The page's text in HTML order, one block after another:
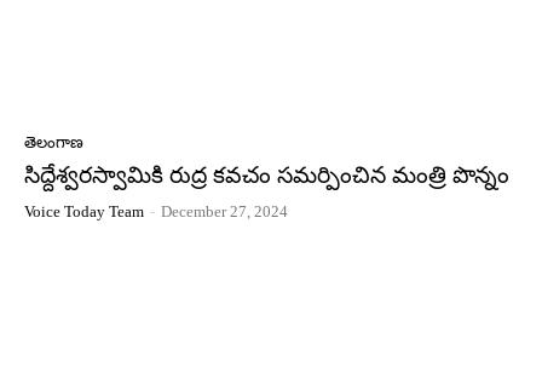
తెలంగాణ
సిద్దేశ్వరస్వామికి రుద్ర కవచం సమర్పించిన మంత్రి పొన్నం
Voice Today Team - December 27, 2024